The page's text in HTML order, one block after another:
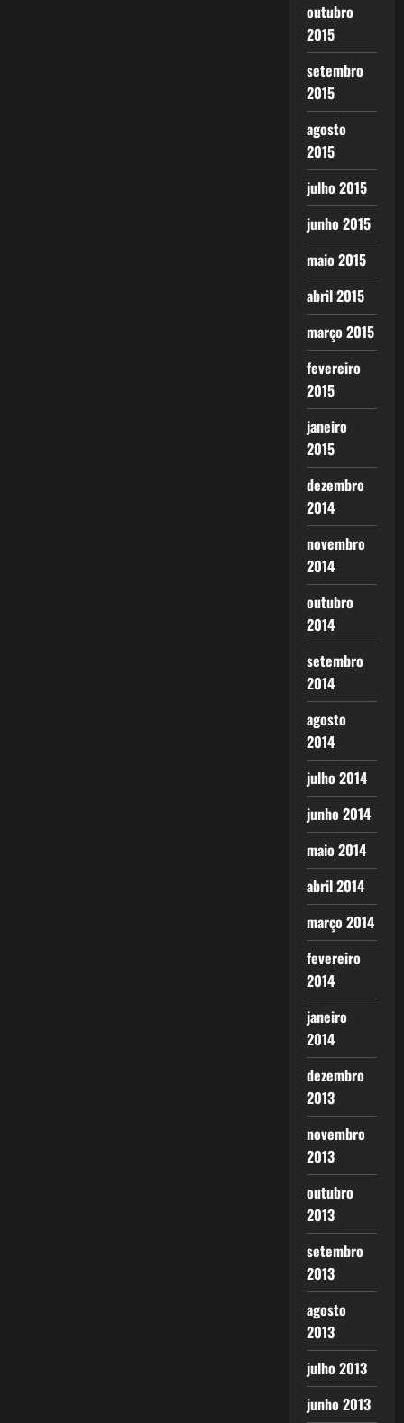
outubro
2015
setembro
2015
agosto
2015
julho 2015
junho 2015
maio 2015
abril 2015
março 2015
fevereiro
2015
janeiro
2015
dezembro
2014
novembro
2014
outubro
2014
setembro
2014
agosto
2014
julho 2014
junho 2014
maio 2014
abril 2014
março 2014
fevereiro
2014
janeiro
2014
dezembro
2013
novembro
2013
outubro
2013
setembro
2013
agosto
2013
julho 2013
junho 2013